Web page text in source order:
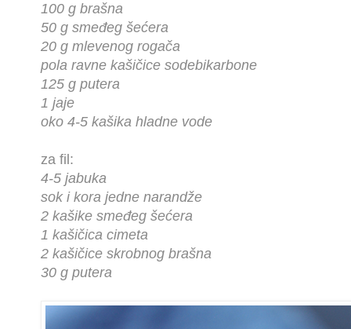
100 g brašna
50 g smeđeg šećera
20 g mlevenog rogača
pola ravne kašičice sodebikarbone
125 g putera
1 jaje
oko 4-5 kašika hladne vode
za fil:
4-5 jabuka
sok i kora jedne narandže
2 kašike smeđeg šećera
1 kašičica cimeta
2 kašičice skrobnog brašna
30 g putera